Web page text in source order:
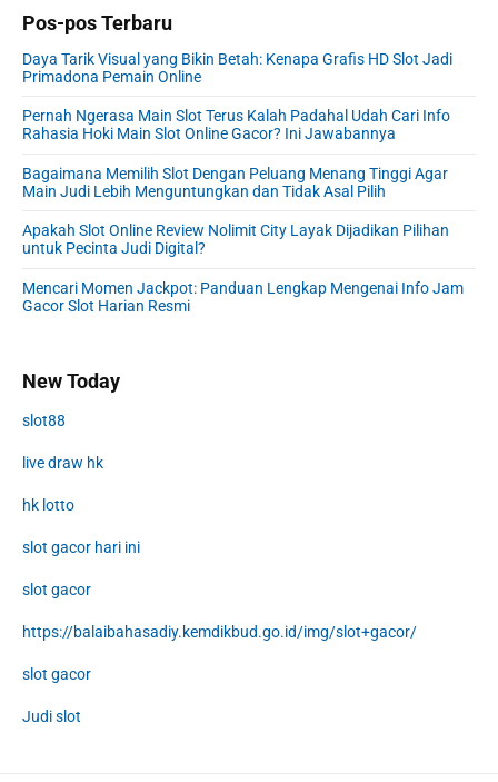
Pos-pos Terbaru
Daya Tarik Visual yang Bikin Betah: Kenapa Grafis HD Slot Jadi
Primadona Pemain Online
Pernah Ngerasa Main Slot Terus Kalah Padahal Udah Cari Info
Rahasia Hoki Main Slot Online Gacor? Ini Jawabannya
Bagaimana Memilih Slot Dengan Peluang Menang Tinggi Agar
Main Judi Lebih Menguntungkan dan Tidak Asal Pilih
Apakah Slot Online Review Nolimit City Layak Dijadikan Pilihan
untuk Pecinta Judi Digital?
Mencari Momen Jackpot: Panduan Lengkap Mengenai Info Jam
Gacor Slot Harian Resmi
New Today
slot88
live draw hk
hk lotto
slot gacor hari ini
slot gacor
https://balaibahasadiy.kemdikbud.go.id/img/slot+gacor/
slot gacor
Judi slot